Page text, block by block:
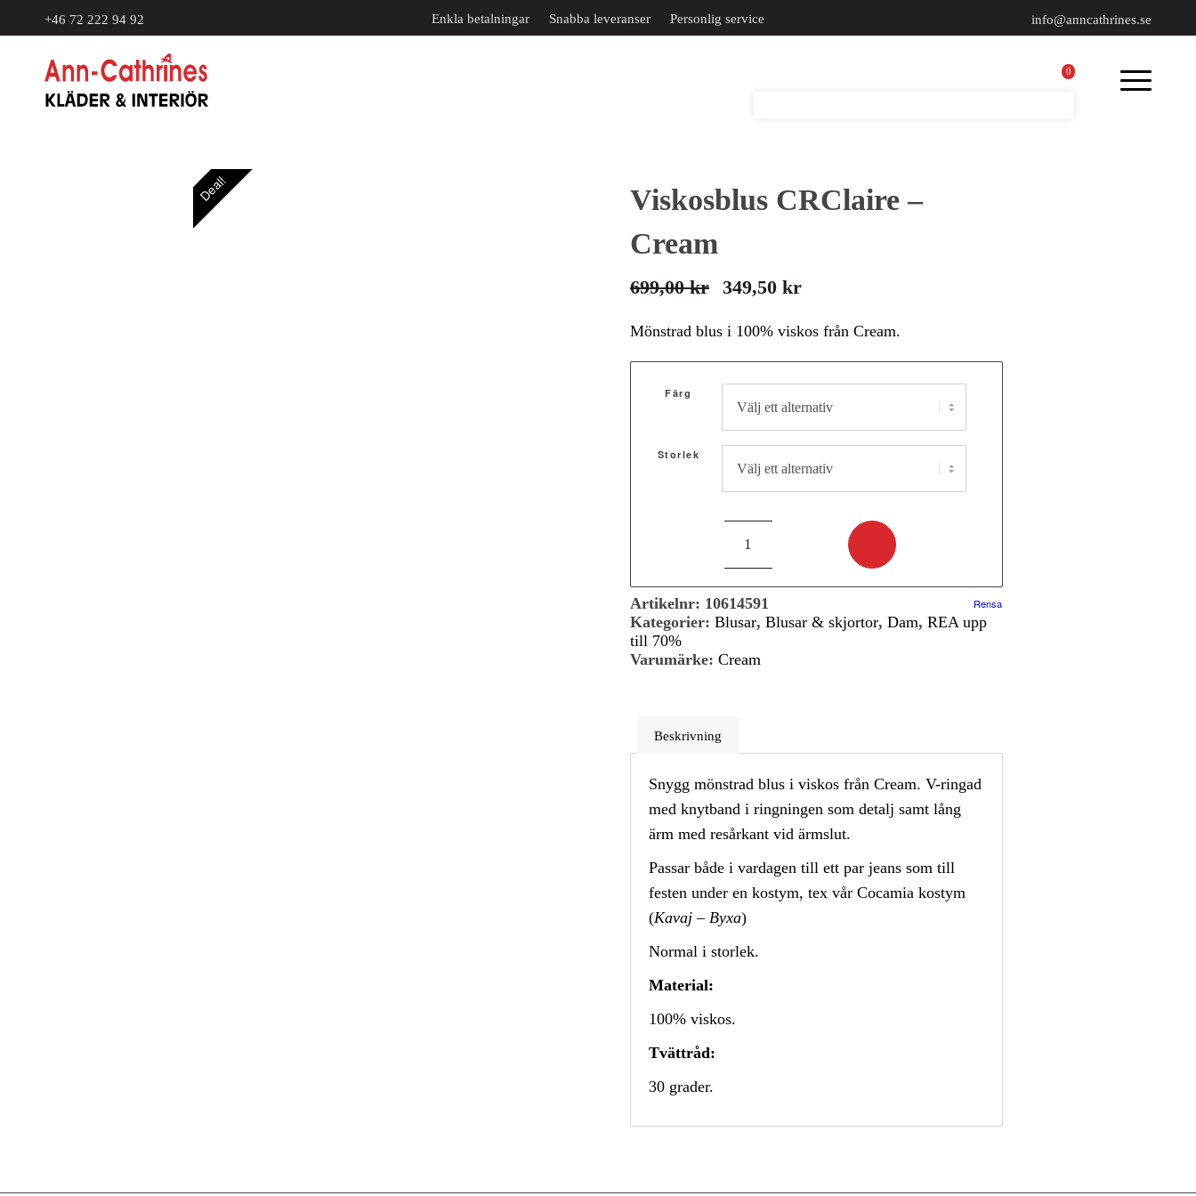
+46 72 222 94 92 Enkla betalningar Snabba leveranser Personlig service info@anncathrines.se
0
Deal!
Viskosblus CRClaire –
Cream
699,00kr
Det
ursprungliga
699,00 kr.
349,50 kr
Det
nuvarande
349,50 kr.
Mönstrad blus i 100% viskos från Cream.
Färg
Storlek
Rensa
Artikelnr: 10614591
Kategorier: Blusar, Blusar & skjortor, Dam, REA upp
till 70%
Varumärke: Cream
Beskrivning
Snygg mönstrad blus i viskos från Cream. V-ringad
med knytband i ringningen som detalj samt lång
ärm med resårkant vid ärmslut.
Passar både i vardagen till ett par jeans som till
festen under en kostym, tex vår Cocamia kostym
(Kavaj– Byxa)
Normal i storlek.
Material:
100% viskos.
Tvättråd:
30 grader.